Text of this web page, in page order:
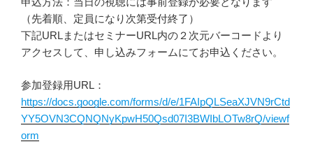
（先着順、定員になり次第受付終了）
下記URLまたはセミナーURL内の２次元バーコードより
アクセスして、申し込みフォームにてお申込ください。
参加登録用URL：
https://docs.google.com/forms/d/e/1FAIpQLSeaXJVN9rCtd
YY5OVN3CQNQNyKpwH50Qsd07I3BWIbLOTw8rQ/viewf
orm